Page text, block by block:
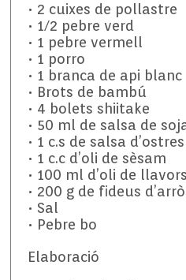
• 2 cuixes de pollastre
• 1/2 pebre verd
• 1 pebre vermell
• 1 porro
• 1 branca de api blanc
• Brots de bambú
• 4 bolets shiitake
• 50 ml de salsa de
• 1 c.s de salsa d’ostres
• 1 c.c d’oli de sèsam
• 100 ml d’oli de llavors
• 200 g de fideus
• Sal
• Pebre bo
Elaboració